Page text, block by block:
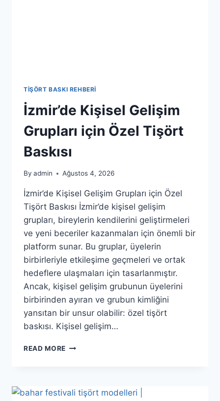
TIŞÖRT BASKI REHBERI
İzmir’de Kişisel Gelişim
Grupları için Özel Tişört
Baskısı
By admin Ağustos 4, 2026
İzmir’de Kişisel Gelişim Grupları için Özel
Tişört Baskısı İzmir’de kişisel gelişim
grupları, bireylerin kendilerini geliştirmeleri
ve yeni beceriler kazanmaları için önemli bir
platform sunar. Bu gruplar, üyelerin
birbirleriyle etkileşime geçmeleri ve ortak
hedeflere ulaşmaları için tasarlanmıştır.
Ancak, kişisel gelişim grubunun üyelerini
birbirinden ayıran ve grubun kimliğini
yansıtan bir unsur olabilir: özel tişört
baskısı. Kişisel gelişim…
READ MORE